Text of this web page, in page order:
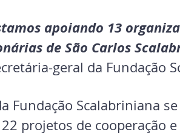
apoiando 13
de São Carlos
geral da Fundação
Fundação Scalabriniana
projetos de cooperação